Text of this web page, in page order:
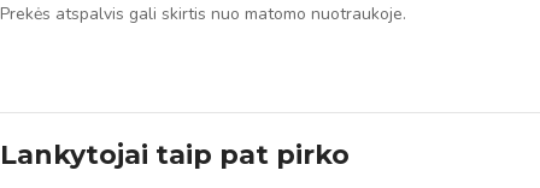
Prekės atspalvis gali skirtis nuo matomo nuotraukoje.
Lankytojai taip pat pirko